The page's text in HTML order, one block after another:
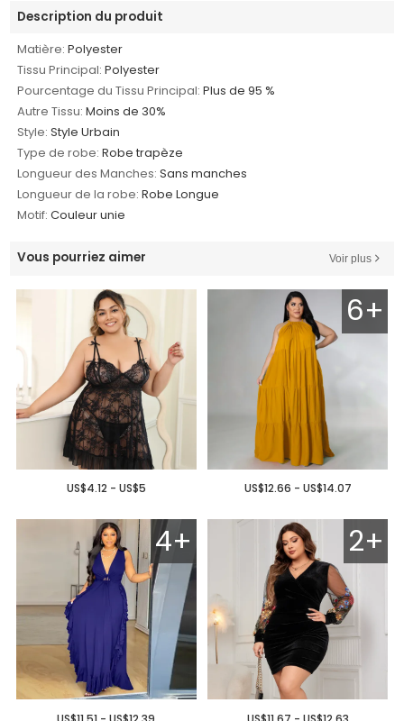
Description du produit
Matière: Polyester
Tissu Principal: Polyester
Pourcentage du Tissu Principal: Plus de 95 %
Autre Tissu: Moins de 30%
Style: Style Urbain
Type de robe: Robe trapèze
Longueur des Manches: Sans manches
Longueur de la robe: Robe Longue
Motif: Couleur unie
Vous pourriez aimer Voir plus
US$4.12 - US$5
6+
US$12.66 - US$14.07
4+ 2+